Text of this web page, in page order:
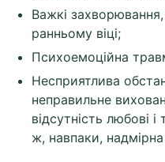
Важкі
ранньому віці;
Психоемоційна
Несприятлива
неправильне
відсутність любові
ж, навпаки, надмірна